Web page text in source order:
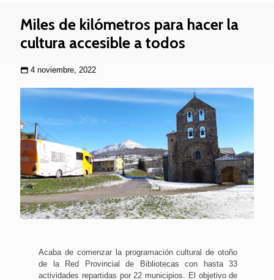
Miles de kilómetros para hacer la
cultura accesible a todos
4 noviembre, 2022
Acaba de comenzar la programación cultural de otoño
de la Red Provincial de Bibliotecas con hasta 33
actividades repartidas por 22 municipios. El objetivo de